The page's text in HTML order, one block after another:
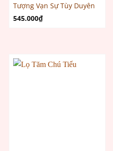
Tượng Vạn Sự Tùy Duyên
545.000₫